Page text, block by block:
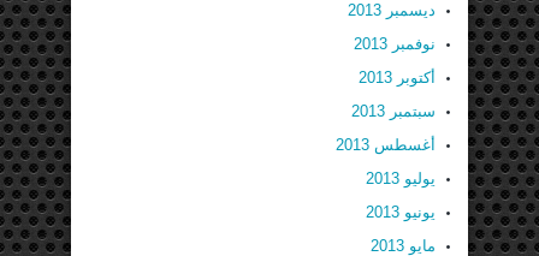
ديسمبر 2013
نوفمبر 2013
أكتوبر 2013
سبتمبر 2013
أغسطس 2013
يوليو 2013
يونيو 2013
مايو 2013